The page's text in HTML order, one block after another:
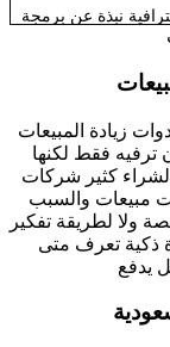
نبذة عن برمجة
أصبحت برمجة موقع
أساسية لشركات
يرغبون في عرض
تعكس جودة أعمالهم.
زيادة المبيعات
فقط لكنها
كثير شركات
مبيعات والسبب
ولا لطريقة تفكير
ذكية تعرف متى
يدفع